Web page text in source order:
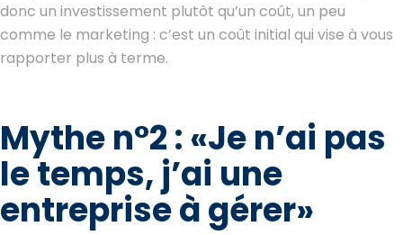
donc un investissement plutôt qu’un coût, un peu
comme le marketing : c’est un coût initial qui vise à vous
rapporter plus à terme.
Mythe n°2 : «Je n’ai pas
le temps, j’ai une
entreprise à gérer»